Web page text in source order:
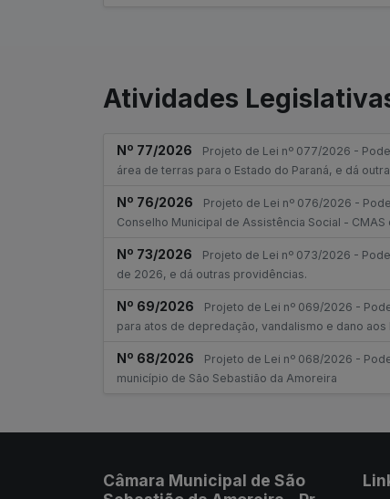
Atividades
Nº 77/2026
Projeto de Lei nº 077/2026 -
área de terras para o Estado do Paraná, e dá
Nº 76/2026
Projeto de Lei nº 076/2026 -
Conselho Municipal de Assistência Social -
Nº 73/2026
Projeto de Lei nº 073/2026 -
de 2026, e dá outras providências.
Nº 69/2026
Projeto de Lei nº 069/2026 -
para atos de depredação, vandalismo e dano aos
Nº 68/2026
Projeto de Lei nº 068/2026 -
município de São Sebastião da Amoreira
Câmara Municipal de São